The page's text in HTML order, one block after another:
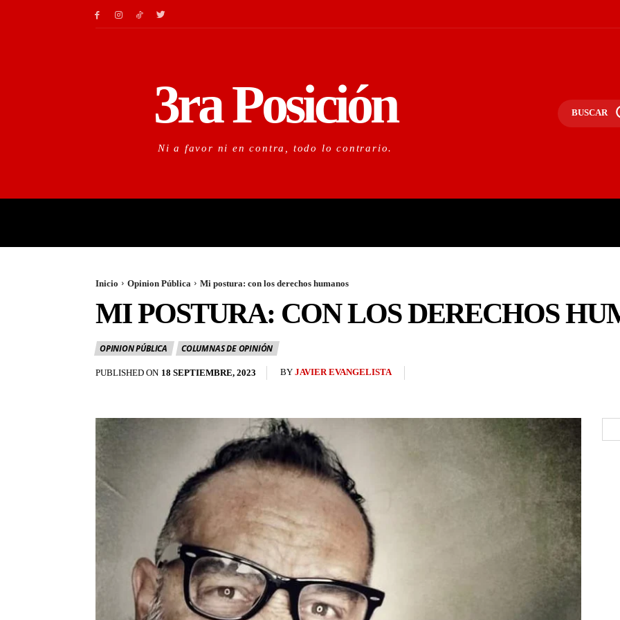
3ra Posición
Ni a favor ni en contra, todo lo contrario.
BUSCAR
Inicio Opinion Pública Mi postura: con los derechos humanos
MI POSTURA: CON LOS DERECHOS
OPINION PÚBLICA COLUMNAS DE OPINIÓN
PUBLISHED ON 18 SEPTIEMBRE, 2023 BY JAVIER EVANGELISTA